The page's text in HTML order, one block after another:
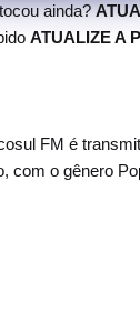
ainda?
ATUALIZE A
FM é
com o gênero